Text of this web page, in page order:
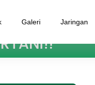
Galeri Jaringan